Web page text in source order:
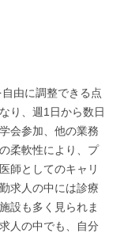
由に調整できる点
り、週1日から数日
会参加、他の業務
柔軟性により、プ
師としてのキャリ
求人の中には診療
設も多く見られま
人の中でも、自分